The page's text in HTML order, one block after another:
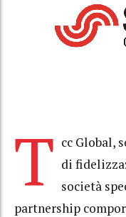
T cc Global,
di
società
partnership